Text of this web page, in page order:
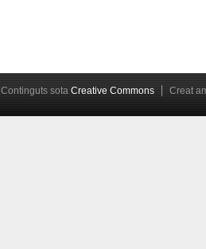
Continguts sota Creative Commons Creat